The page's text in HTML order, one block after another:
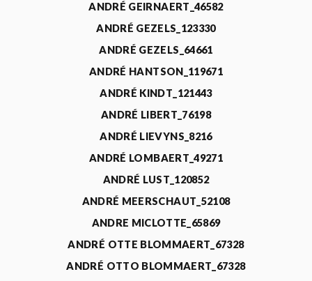
ANDRÉ GEIRNAERT_46582
ANDRÉ GEZELS_123330
ANDRÉ GEZELS_64661
ANDRÉ HANTSON_119671
ANDRÉ KINDT_121443
ANDRÉ LIBERT_76198
ANDRÉ LIEVYNS_8216
ANDRÉ LOMBAERT_49271
ANDRÉ LUST_120852
ANDRÉ MEERSCHAUT_52108
ANDRE MICLOTTE_65869
ANDRÉ OTTE BLOMMAERT_67328
ANDRÉ OTTO BLOMMAERT_67328